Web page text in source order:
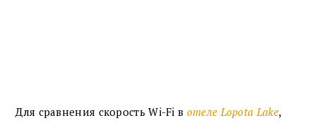
Для сравнения скорость Wi-Fi в отеле Lopota Lake,